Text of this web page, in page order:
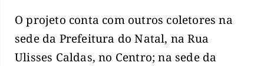
O projeto conta com outros coletores na
sede da Prefeitura do Natal, na Rua
Ulisses Caldas, no Centro; na sede da